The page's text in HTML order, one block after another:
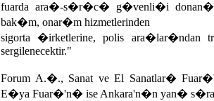
fuarda ara�-s�r�c� g�venli�i
bak�m, onar�m hizmetlerinden
sigorta �irketlerine, polis ara�lar�ndan
sergilenecektir."
Forum A.�., Sanat ve El Sanatlar�
E�ya Fuar�'n� ise Ankara'n�n yan� s�ra